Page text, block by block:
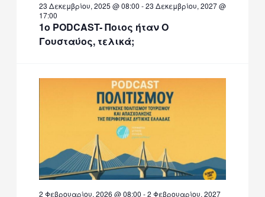
1ο PODCAST- Ποιος ήταν Ο
Γουσταύος, τελικά;
23 Δεκεμβρίου, 2025 @ 08:00 -23 Δεκεμβρίου, 2027 @
17:00
2 Φεβρουαρίου, 2026 @ 08:00 -2 Φεβρουαρίου, 2027